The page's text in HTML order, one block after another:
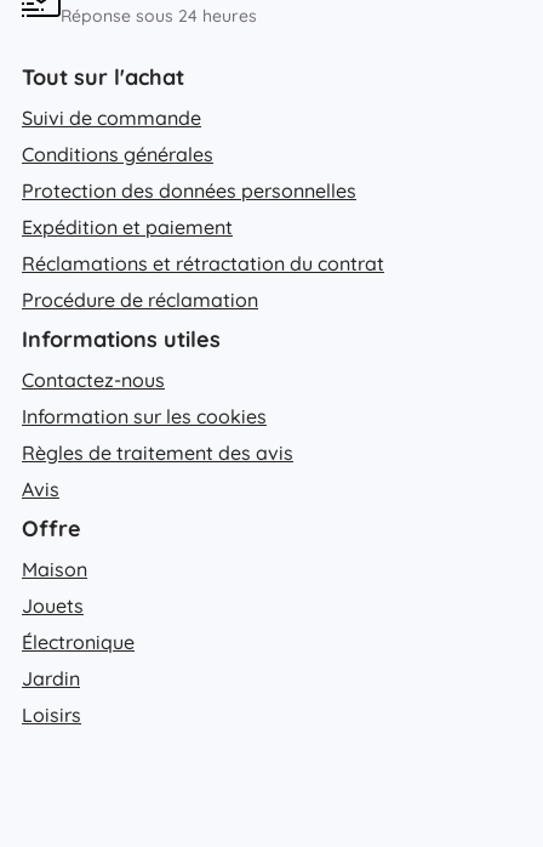
Réponse sous 24 heures
Tout sur l'achat
Suivi de commande
Conditions générales
Protection des données personnelles
Expédition et paiement
Réclamations et rétractation du contrat
Procédure de réclamation
Informations utiles
Contactez-nous
Information sur les cookies
Règles de traitement des avis
Avis
Offre
Maison
Jouets
Électronique
Jardin
Loisirs